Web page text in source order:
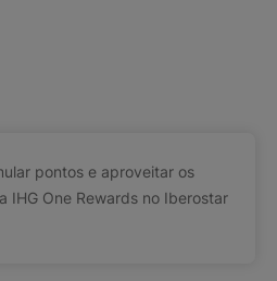
pontos e aproveitar os
IHG One Rewards no Iberostar